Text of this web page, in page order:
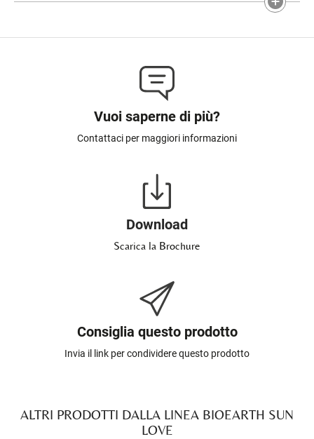
Vuoi saperne di più?
Contattaci per maggiori informazioni
Download
Scarica la Brochure
Consiglia questo prodotto
Invia il link per condividere questo prodotto
ALTRI PRODOTTI DALLA LINEA BIOEARTH SUN
LOVE